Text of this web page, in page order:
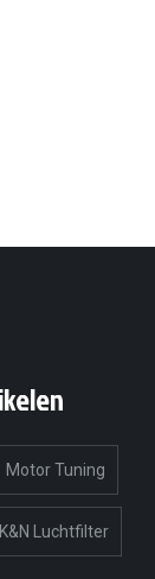
Motor Tuning
K&N Luchtfilter